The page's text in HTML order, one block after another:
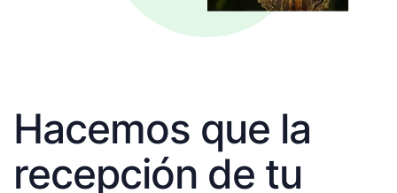
Hacemos que la
recepción de tu